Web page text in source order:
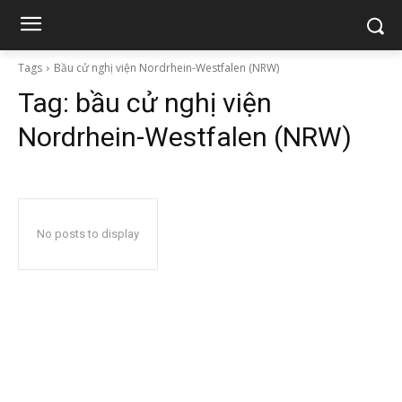
Tags Bầu cử nghị viện Nordrhein-Westfalen (NRW)
Tag: bầu cử nghị viện
Nordrhein-Westfalen (NRW)
No posts to display